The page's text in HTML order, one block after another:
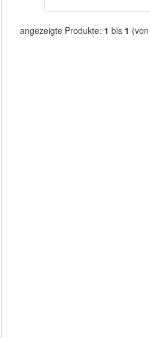
angezeigte Produkte: 1 bis 1 (von